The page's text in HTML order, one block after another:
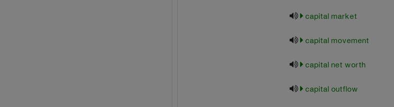
capital market
capital movement
capital net worth
capital outflow